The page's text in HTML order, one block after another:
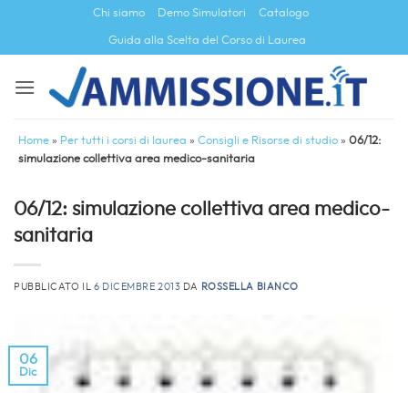
contenuti
Chi siamo Demo Simulatori Catalogo
Guida alla Scelta del Corso di Laurea
Home » Per tutti i corsi di laurea » Consigli e Risorse di studio » 06/12:
simulazione collettiva area medico-sanitaria
06/12: simulazione collettiva area medico-
sanitaria
PUBBLICATO IL 6 DICEMBRE 2013 DA ROSSELLA BIANCO
06
Dic